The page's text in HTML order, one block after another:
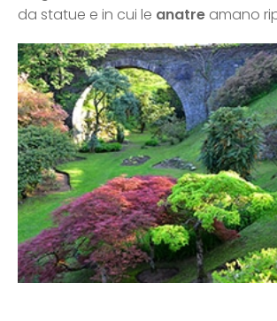
da statue e in cui le anatre amano